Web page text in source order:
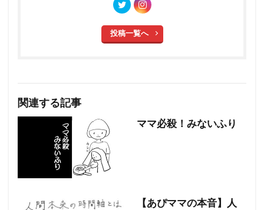
投稿一覧へ
関連する記事
ママ必殺！みないふり
【あぴママの本音】人